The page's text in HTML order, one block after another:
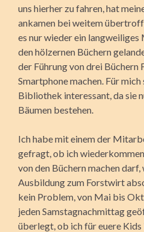
uns hierher zu fahren, hat
ankamen bei weitem
es nur wieder ein langweiliges
den hölzernen Büchern
der Führung von drei Büchern
Smartphone machen. Für
Bibliothek interessant, da sie
Bäumen bestehen.
Ich habe mit einem der
gefragt, ob ich
von den Büchern machen
Ausbildung zum Forstwirt
kein Problem, von Mai bis
jeden Samstagnachmittag
überlegt, ob ich für euere